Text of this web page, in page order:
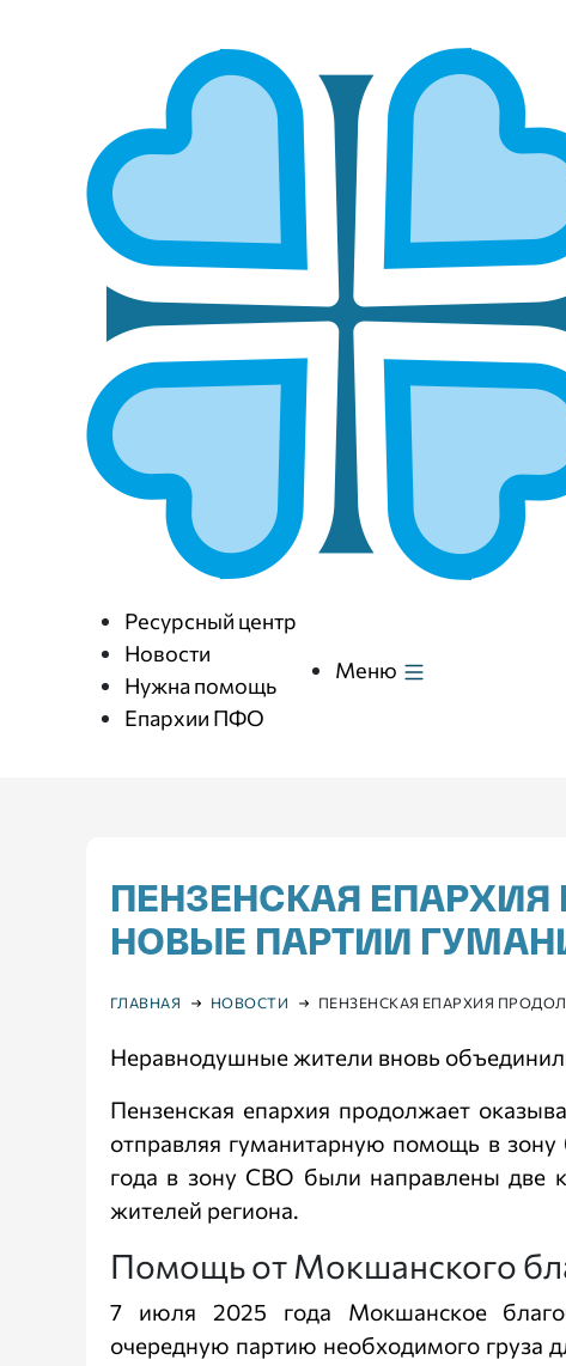
Ресурсный центр
Новости
Нужна помощь
Епархии ПФО
Меню
ПЕНЗЕНСКАЯ
НОВЫЕ ПАРТИИ
ГЛАВНАЯ НОВОСТИ ПЕНЗЕНСКАЯ ЕПАРХИЯ
Неравнодушные жители вновь
Пензенская епархия продолжает
отправляя гуманитарную помощь в
года в зону СВО были направлены две
жителей региона.
Помощь от Мокшанского
7 июля 2025 года Мокшанское
очередную партию необходимого груза